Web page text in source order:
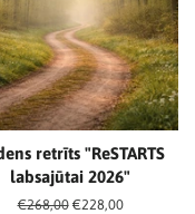
retrīts "ReSTARTS
labsajūtai 2026"
Cena
€268,00 Akcijas
€228,00